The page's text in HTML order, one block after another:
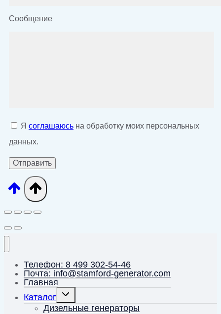
Сообщение
Я соглашаюсь на обработку моих персональных
данных.
Телефон: 8 499 302-54-46
Почта: info@stamford-generator.com
Главная
Каталог
Переключить
дочернее
меню
Дизельные генераторы